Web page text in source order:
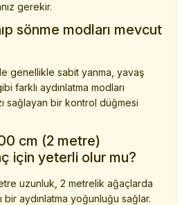
gerekir.
sönme modları mevcut
genellikle sabit yanma, yavaş
farklı aydınlatma modları
sağlayan bir kontrol düğmesi
cm (2 metre)
için yeterli olur mu?
uzunluk, 2 metrelik ağaçlarda
aydınlatma yoğunluğu sağlar.